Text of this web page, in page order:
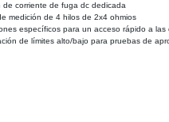
de corriente de fuga dc dedicada
medición de 4 hilos de 2x4 ohmios
específicos para un acceso rápido a
de límites alto/bajo para pruebas de